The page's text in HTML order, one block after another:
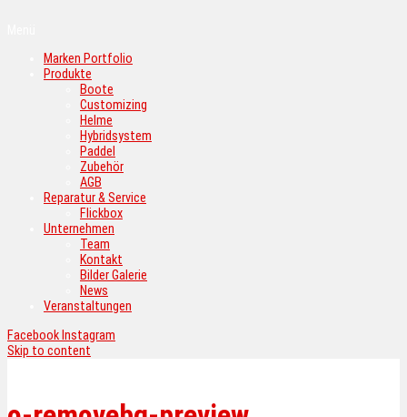
Marken Portfolio
Produkte
Boote
Customizing
Helme
Hybridsystem
Paddel
Zubehör
AGB
Reparatur & Service
Flickbox
Unternehmen
Team
Kontakt
Bilder Galerie
News
Veranstaltungen
Facebook Instagram
Skip to content